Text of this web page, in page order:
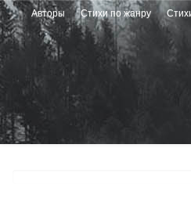
Перейти
к
основному
содержанию
Авторы Стихи по жанру